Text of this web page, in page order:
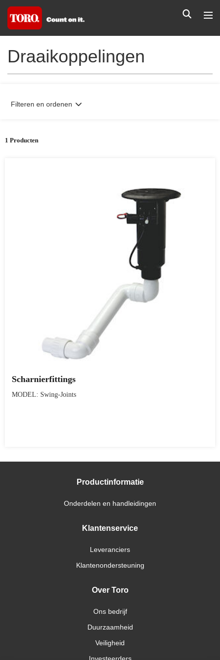
Draaikoppelingen
1 Producten
Filteren en ordenen
Scharnierfittings
MODEL: Swing-Joints
Productinformatie
Onderdelen en handleidingen
Klantenservice
Leveranciers
Klantenondersteuning
Over Toro
Ons bedrijf
Duurzaamheid
Veiligheid